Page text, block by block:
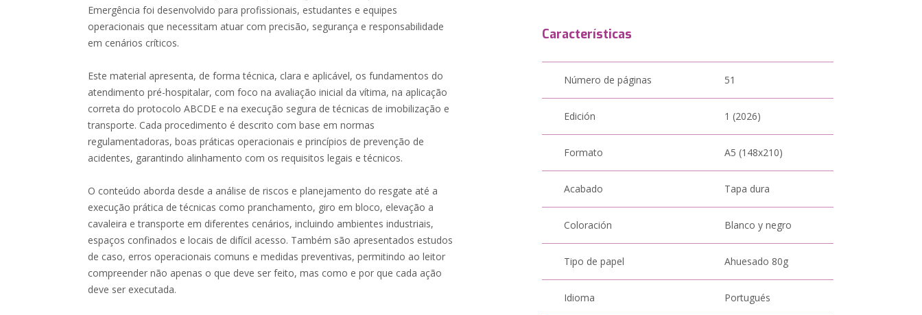
Emergência foi desenvolvido para profissionais, estudantes e equipes
operacionais que necessitam atuar com precisão, segurança e responsabilidade
em cenários críticos.
Este material apresenta, de forma técnica, clara e aplicável, os fundamentos do
atendimento pré-hospitalar, com foco na avaliação inicial da vítima, na aplicação
correta do protocolo ABCDE e na execução segura de técnicas de imobilização e
transporte. Cada procedimento é descrito com base em normas
regulamentadoras, boas práticas operacionais e princípios de prevenção de
acidentes, garantindo alinhamento com os requisitos legais e técnicos.
O conteúdo aborda desde a análise de riscos e planejamento do resgate até a
execução prática de técnicas como pranchamento, giro em bloco, elevação a
cavaleira e transporte em diferentes cenários, incluindo ambientes industriais,
espaços confinados e locais de difícil acesso. Também são apresentados estudos
de caso, erros operacionais comuns e medidas preventivas, permitindo ao leitor
compreender não apenas o que deve ser feito, mas como e por que cada ação
deve ser executada.
Características
Número de páginas 51
Edición 1 (2026)
Formato A5 (148x210)
Acabado Tapa dura
Coloración Blanco y negro
Tipo de papel Ahuesado 80g
Idioma Portugués